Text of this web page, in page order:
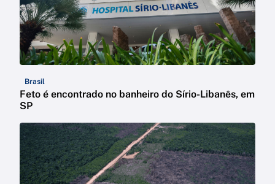
Brasil
Feto é encontrado no banheiro do Sírio-Libanês, em
SP